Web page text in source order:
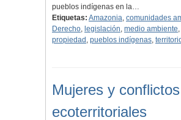
pueblos indígenas en la…
Etiquetas: Amazonia, comunidades
Derecho, legislación, medio ambiente,
propiedad , pueblos indígenas,
Mujeres y conflictos
ecoterritoriales